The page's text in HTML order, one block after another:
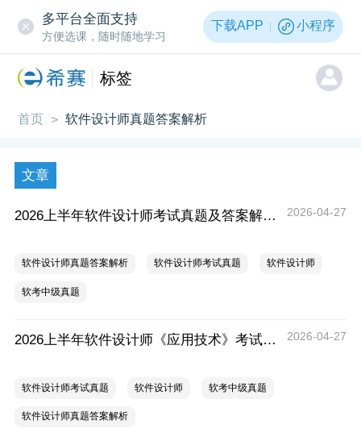
多平台全面支持
方便选课，随时随地学习
下载APP 小程序
标签
首页 > 软件设计师真题答案解析
文章
2026上半年软件设计师考试真题及答案解析汇总 2026-04-27
软件设计师真题答案解析 软件设计师考试真题 软件设计师
软考中级真题
2026上半年软件设计师《应用技术》考试真题及答案（考后更新） 2026-04-27
软件设计师考试真题 软件设计师 软考中级真题
软件设计师真题答案解析